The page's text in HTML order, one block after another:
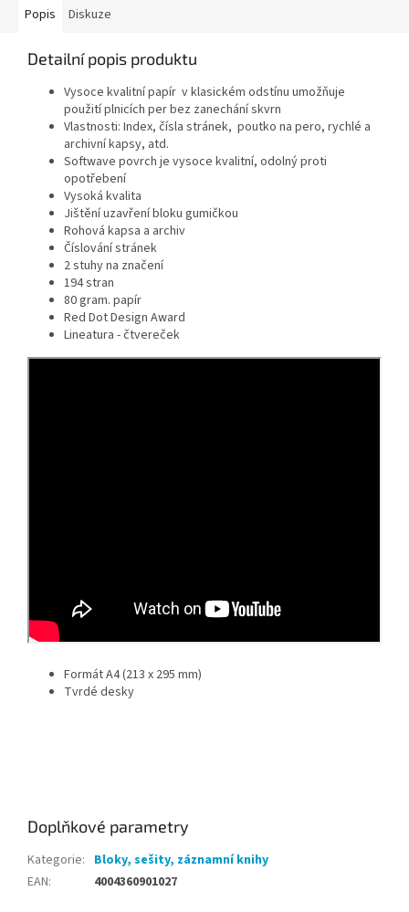
Popis Diskuze
Detailní popis produktu
Vysoce kvalitní papír v klasickém odstínu umožňuje
použití plnicích per bez zanechání skvrn
Vlastnosti: Index, čísla stránek, poutko na pero, rychlé a
archivní kapsy, atd.
Softwave povrch je vysoce kvalitní, odolný proti
opotřebení
Vysoká kvalita
Jištění uzavření bloku gumičkou
Rohová kapsa a archiv
Číslování stránek
2 stuhy na značení
194 stran
80 gram. papír
Red Dot Design Award
Lineatura - čtvereček
Formát A4 (213 x 295 mm)
Tvrdé desky
Doplňkové parametry
Kategorie: Bloky, sešity, záznamní knihy
EAN: 4004360901027